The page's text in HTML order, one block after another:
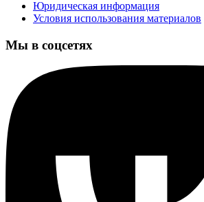
Юридическая информация
Условия использования материалов
Мы в соцсетях